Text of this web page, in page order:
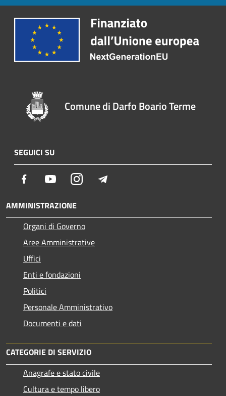
Comune di Darfo Boario Terme
SEGUICI SU
Facebook YoutubeInstagram
AMMINISTRAZIONE
Organi di Governo
Aree Amministrative
Uffici
Enti e fondazioni
Politici
Personale Amministrativo
Documenti e dati
CATEGORIE DI SERVIZIO
Anagrafe e stato civile
Cultura e tempo libero